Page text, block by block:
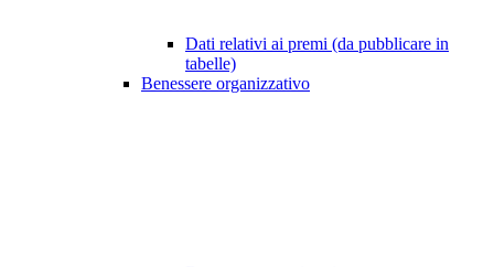
Dati relativi ai premi (da pubblicare in
tabelle)
Benessere organizzativo